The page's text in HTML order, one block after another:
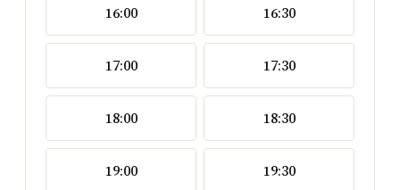
16:00 16:30
17:00 17:30
18:00 18:30
19:00 19:30